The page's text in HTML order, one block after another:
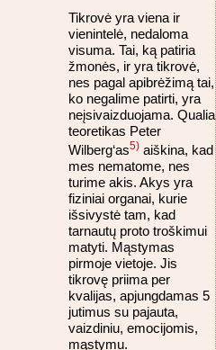
Tikrovė yra viena ir
vienintelė, nedaloma
visuma. Tai, ką patiria
žmonės, ir yra tikrovė,
nes pagal apibrėžimą tai,
ko negalime patirti, yra
neįsivaizduojama. Qualia
teoretikas Peter
Wilberg‘as5) aiškina, kad
mes nematome, nes
turime akis. Akys yra
fiziniai organai, kurie
išsivystė tam, kad
tarnautų proto troškimui
matyti. Mąstymas
pirmoje vietoje. Jis
tikrovę priima per
kvalijas, apjungdamas 5
jutimus su pajauta,
vaizdiniu, emocijomis,
mąstymu.